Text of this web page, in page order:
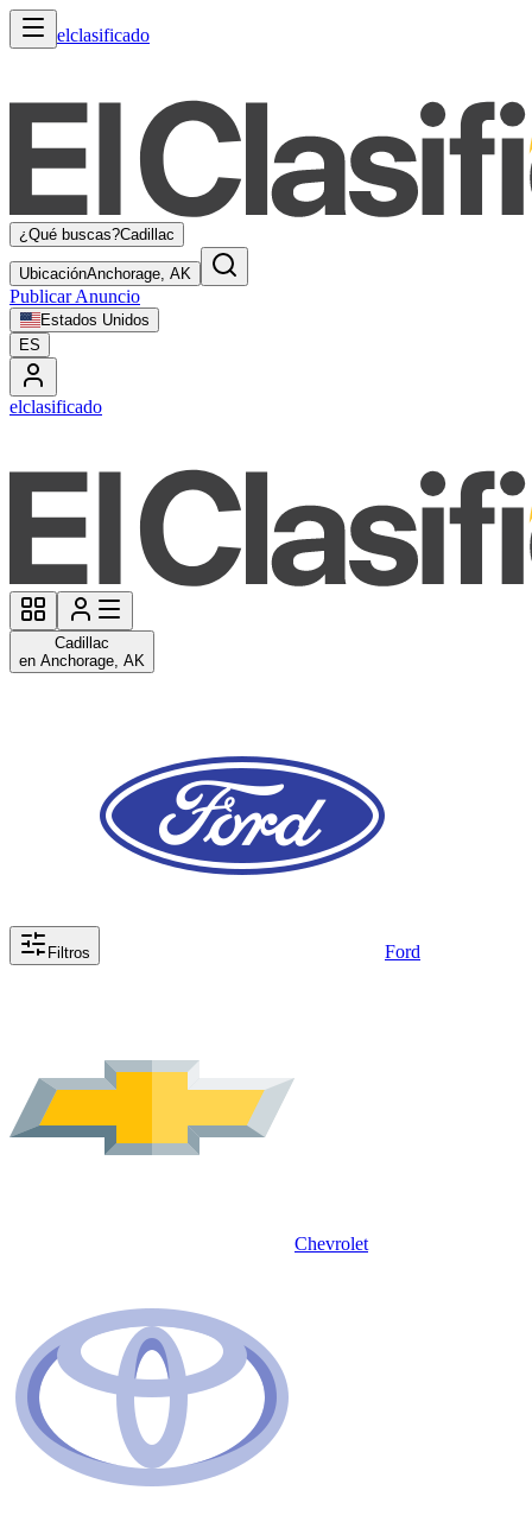
elclasificado
¿Qué buscas?Cadillac
UbicaciónAnchorage, AK
Publicar Anuncio
Estados Unidos
ES
elclasificado
Cadillac
en Anchorage, AK
Filtros Ford
Chevrolet